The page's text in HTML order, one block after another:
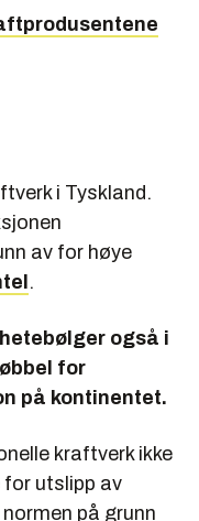
i Tyskland.
av for høye
.
også i
for
på kontinentet.
kraftverk ikke
for utslipp av
på grunn